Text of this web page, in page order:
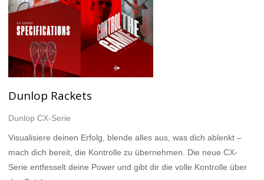
Dunlop Rackets
Dunlop CX-Serie
Visualisiere deinen Erfolg, blende alles aus, was dich ablenkt –
mach dich bereit, die Kontrolle zu übernehmen. Die neue CX-
Serie entfesselt deine Power und gibt dir die volle Kontrolle über